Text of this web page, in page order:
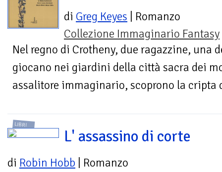
di Greg Keyes | Romanzo
Collezione Immaginario Fantasy
Nel regno di Crotheny, due ragazzine, una
giocano nei giardini della città sacra dei
assalitore immaginario, scoprono la cripta
LIBRI
L' assassino di corte
di Robin Hobb | Romanzo